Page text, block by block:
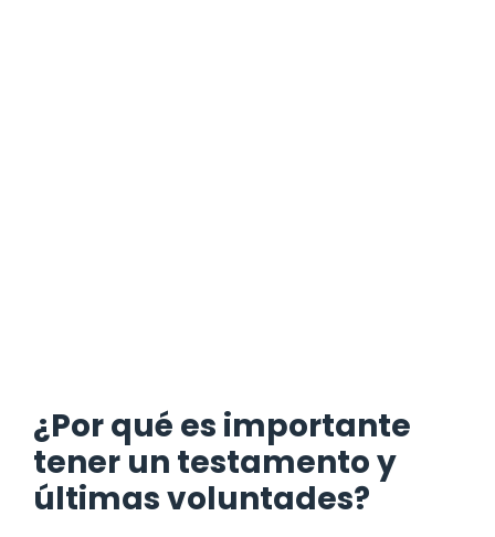
¿Por qué es importante
tener un testamento y
últimas voluntades?